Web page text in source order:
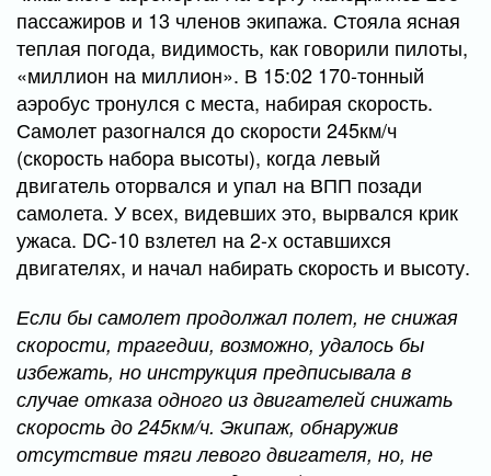
пассажиров и 13 членов экипажа. Стояла ясная
теплая погода, видимость, как говорили пилоты,
«миллион на миллион». В 15:02 170-тонный
аэробус тронулся с места, набирая скорость.
Самолет разогнался до скорости 245км/ч
(скорость набора высоты), когда левый
двигатель оторвался и упал на ВПП позади
самолета. У всех, видевших это, вырвался крик
ужаса. DC-10 взлетел на 2-х оставшихся
двигателях, и начал набирать скорость и высоту.
Если бы самолет продолжал полет, не снижая
скорости, трагедии, возможно, удалось бы
избежать, но инструкция предписывала в
случае отказа одного из двигателей снижать
скорость до 245км/ч. Экипаж, обнаружив
отсутствие тяги левого двигателя, но, не